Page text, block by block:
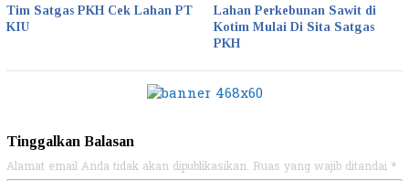
Tim Satgas PKH Cek Lahan PT
KIU
Lahan Perkebunan Sawit di
Kotim Mulai Di Sita Satgas
PKH
Tinggalkan Balasan
Alamat email Anda tidak akan dipublikasikan. Ruas yang wajib ditandai *